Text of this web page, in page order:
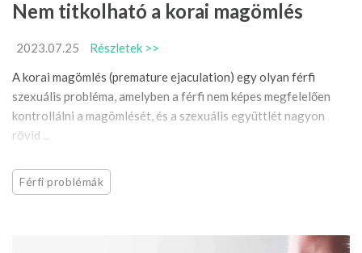
Nem titkolható a korai magömlés
2023.07.25
Részletek >>
A korai magömlés (premature ejaculation) egy olyan férfi
szexuális probléma, amelyben a férfi nem képes megfelelően
kontrollálni a magömlését, és a szexuális együttlét nagyon
rövid ...
Férfi problémák